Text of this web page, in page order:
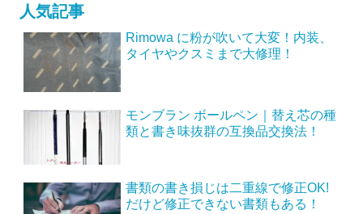
人気記事
Rimowa に粉が吹いて大変！内装、
タイヤやクスミまで大修理！
モンブラン ボールペン｜替え芯の種
類と書き味抜群の互換品交換法！
書類の書き損じは二重線で修正OK!
だけど修正できない書類もある！